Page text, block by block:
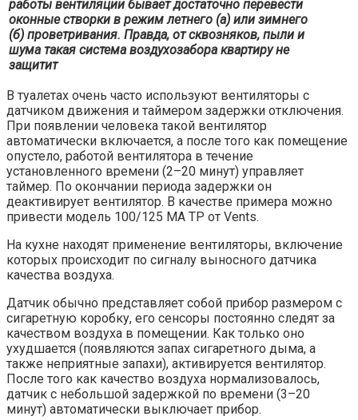
работы вентиляции бывает достаточно перевести
оконные створки в режим летнего (а) или зимнего
(б) проветривания. Правда, от сквозняков, пыли и
шума такая система воздухозабора квартиру не
защитит
В туалетах очень часто используют вентиляторы с
датчиком движения и таймером задержки отключения.
При появлении человека такой вентилятор
автоматически включается, а после того как помещение
опустело, работой вентилятора в течение
установленного времени (2–20 минут) управляет
таймер. По окончании периода задержки он
деактивирует вентилятор. В качестве примера можно
привести модель 100/125 МА ТР от Vents.
На кухне находят применение вентиляторы, включение
которых происходит по сигналу выносного датчика
качества воздуха.
Датчик обычно представляет собой прибор размером с
сигаретную коробку, его сенсоры постоянно следят за
качеством воздуха в помещении. Как только оно
ухудшается (появляются запах сигаретного дыма, а
также неприятные запахи), активируется вентилятор.
После того как качество воздуха нормализовалось,
датчик с небольшой задержкой по времени (3–20
минут) автоматически выключает прибор.